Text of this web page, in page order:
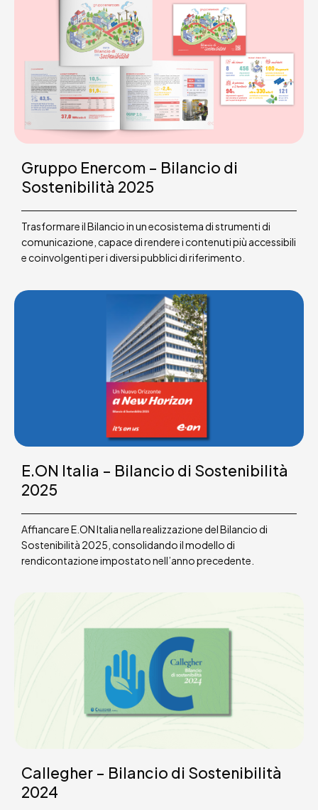
Gruppo Enercom – Bilancio di
Sostenibilità 2025
Trasformare il Bilancio in un ecosistema di strumenti di
comunicazione, capace di rendere i contenuti più accessibili
e coinvolgenti per i diversi pubblici di riferimento.
E.ON Italia – Bilancio di Sostenibilità
2025
Affiancare E.ON Italia nella realizzazione del Bilancio di
Sostenibilità 2025, consolidando il modello di
rendicontazione impostato nell’anno precedente.
Callegher – Bilancio di Sostenibilità
2024